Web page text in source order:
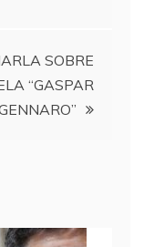
SOBRE
“GASPAR